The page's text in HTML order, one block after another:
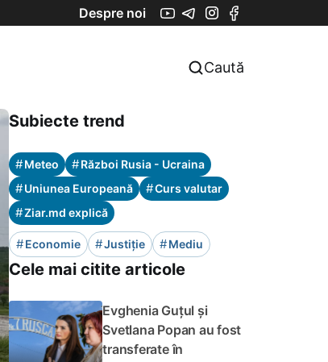
Despre noi
Caută
Subiecte trend
#Meteo #Război Rusia - Ucraina
#Uniunea Europeană #Curs valutar
#Ziar.md explică
#Economie #Justiție #Mediu
Cele mai citite articole
Evghenia Guțul și
Svetlana Popan au fost
transferate în